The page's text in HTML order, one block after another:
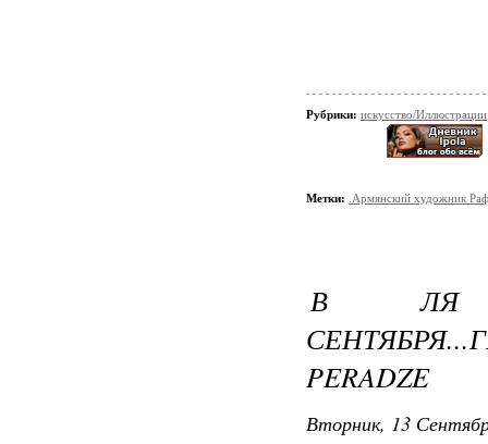
Рубрики: искусство/Иллюстрации
Метки: .Армянский художник
В ЛЯ
PERADZE
Вторник, 13